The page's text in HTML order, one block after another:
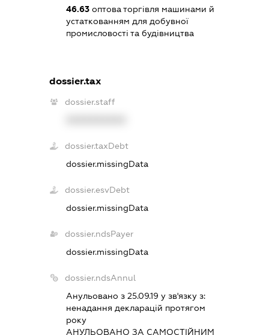
46.63 оптова торгівля машинами й
устаткованням для добувної
промисловості та будівництва
dossier.tax
dossier.staff
dossier.taxDebt
dossier.missingData
dossier.esvDebt
dossier.missingData
dossier.ndsPayer
dossier.missingData
dossier.ndsAnnul
Анульовано з 25.09.19 у зв'язку з:
ненадання декларацiй протягом
року
АНУЛЬОВАНО ЗА САМОСТIЙНИМ